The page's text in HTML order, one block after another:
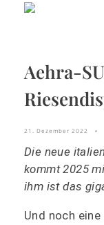
Puls Magazin
Zukunft der Mobilität
Aehra-
21. Dezember 2022
Die neue
kommt 2025
ihm ist das
Und noch